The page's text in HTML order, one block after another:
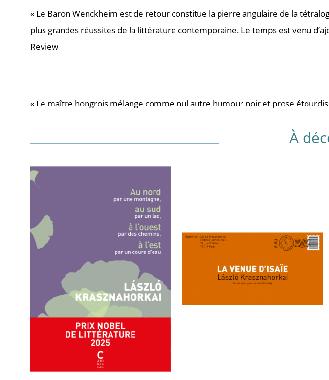
« Le Baron Wenckheim est de retour constitue la pierre angulaire de la
plus grandes réussites de la littérature contemporaine. Le temps est venu
Review
« Le maître hongrois mélange comme nul autre humour noir et prose
À